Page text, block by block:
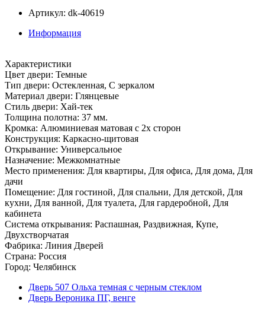
Артикул: dk-40619
Информация
Характеристики
Цвет двери: Темные
Тип двери: Остекленная, С зеркалом
Материал двери: Глянцевые
Стиль двери: Хай-тек
Толщина полотна: 37 мм.
Кромка: Алюминиевая матовая с 2х сторон
Конструкция: Каркасно-щитовая
Открывание: Универсальное
Назначение: Межкомнатные
Место применения: Для квартиры, Для офиса, Для дома, Для
дачи
Помещение: Для гостиной, Для спальни, Для детской, Для
кухни, Для ванной, Для туалета, Для гардеробной, Для
кабинета
Система открывания: Распашная, Раздвижная, Купе,
Двухстворчатая
Фабрика: Линия Дверей
Страна: Россия
Город: Челябинск
Дверь 507 Ольха темная с черным стеклом
Дверь Вероника ПГ, венге